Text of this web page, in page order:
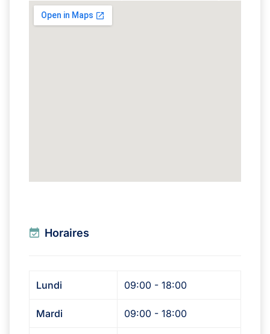
Horaires
Lundi 09:00 - 18:00
Mardi 09:00 - 18:00